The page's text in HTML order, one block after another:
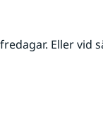
Eller vid